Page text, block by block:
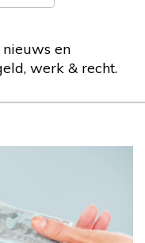
en
werk & recht.